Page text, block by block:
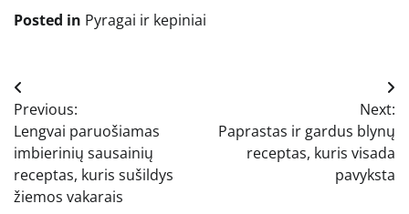
Posted in Pyragai ir kepiniai
Navigacija
tarp
įrašų
Previous:
Lengvai paruošiamas
imbierinių sausainių
receptas, kuris sušildys
žiemos vakarais
Next:
Paprastas ir gardus blynų
receptas, kuris visada
pavyksta